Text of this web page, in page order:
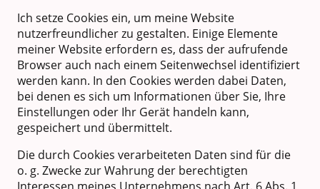
Ich setze Cookies ein, um meine Website
nutzerfreundlicher zu gestalten. Einige Elemente
meiner Website erfordern es, dass der aufrufende
Browser auch nach einem Seitenwechsel identifiziert
werden kann. In den Cookies werden dabei Daten,
bei denen es sich um Informationen über Sie, Ihre
Einstellungen oder Ihr Gerät handeln kann,
gespeichert und übermittelt.
Die durch Cookies verarbeiteten Daten sind für die
o. g. Zwecke zur Wahrung der berechtigten